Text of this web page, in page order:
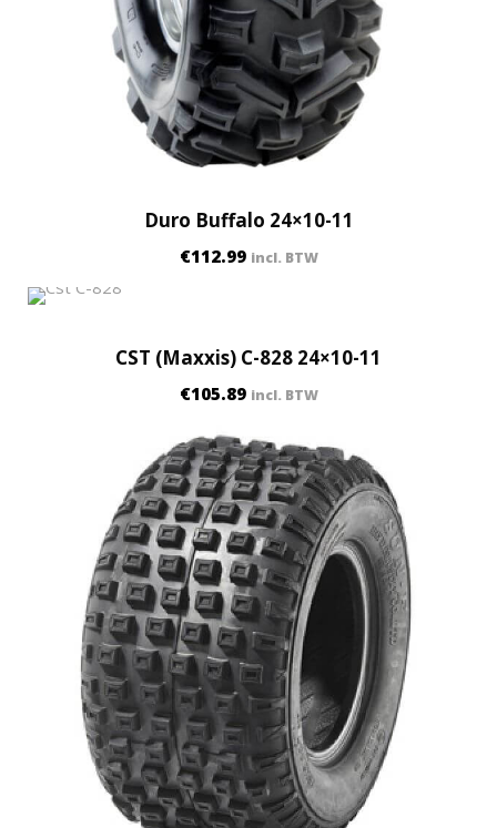
Duro Buffalo 24×10-11
€112.99 incl. BTW
CST (Maxxis) C-828 24×10-11
€105.89 incl. BTW